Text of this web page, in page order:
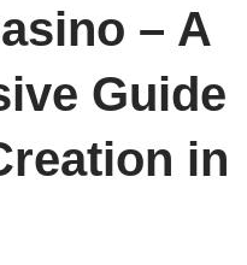
– A
Guide
in